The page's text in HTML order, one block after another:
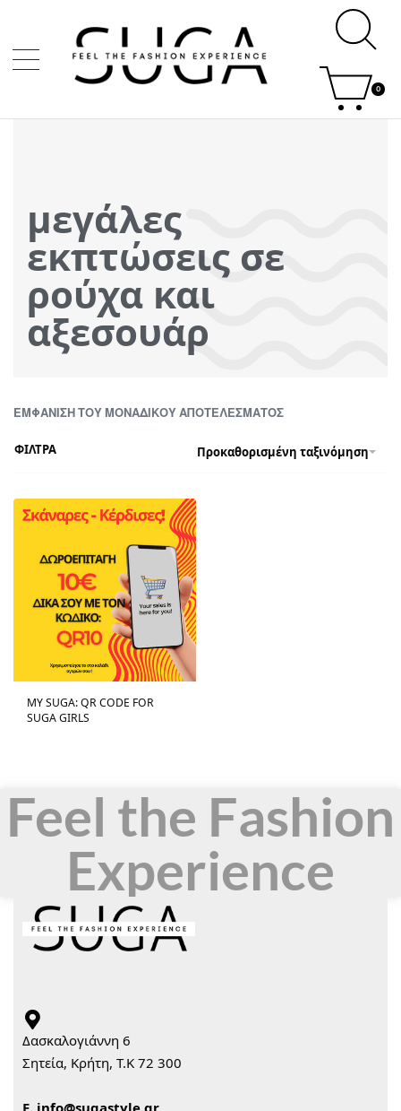
0
μεγάλες
εκπτώσεις σε
ρούχα και
αξεσουάρ
ΕΜΦΆΝΙΣΗ ΤΟΥ ΜΟΝΑΔΙΚΟΎ ΑΠΟΤΕΛΈΣΜΑΤΟΣ
Προκαθορισμένη ταξινόμηση
ΦΙΛΤΡΑ
MY SUGA: QR CODE FOR
SUGA GIRLS
Feel the Fashion
Experience
Δασκαλογιάννη 6
Σητεία, Κρήτη, Τ.Κ 72 300
Ε. info@sugastyle.gr